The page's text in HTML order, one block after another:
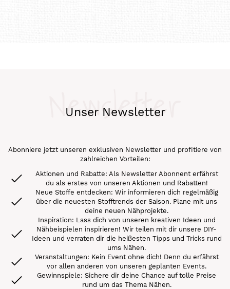
Unser Newsletter
Newsletter
Abonniere jetzt unseren exklusiven Newsletter und profitiere von
zahlreichen Vorteilen:
Aktionen und Rabatte: Als Newsletter Abonnent erfährst
du als erstes von unseren Aktionen und Rabatten!
Neue Stoffe entdecken: Wir informieren dich regelmäßig
über die neuesten Stofftrends der Saison. Plane mit uns
deine neuen Nähprojekte.
Inspiration: Lass dich von unseren kreativen Ideen und
Nähbeispielen inspirieren! Wir teilen mit dir unsere DIY-
Ideen und verraten dir die heißesten Tipps und Tricks rund
ums Nähen.
Veranstaltungen: Kein Event ohne dich! Denn du erfährst
vor allen anderen von unseren geplanten Events.
Gewinnspiele: Sichere dir deine Chance auf tolle Preise
rund um das Thema Nähen.